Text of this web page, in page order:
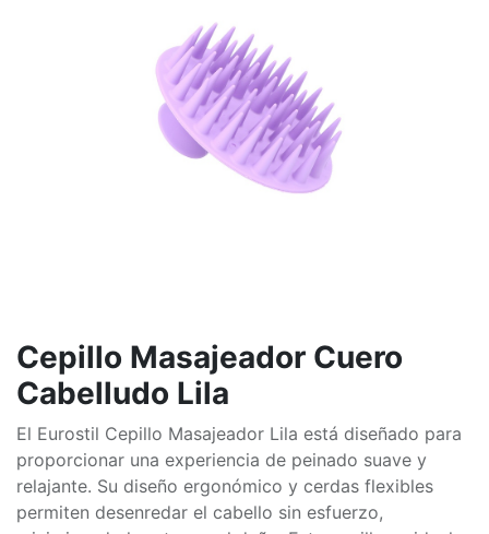
Cepillo Masajeador Cuero
Cabelludo Lila
El Eurostil Cepillo Masajeador Lila está diseñado para
proporcionar una experiencia de peinado suave y
relajante. Su diseño ergonómico y cerdas flexibles
permiten desenredar el cabello sin esfuerzo,